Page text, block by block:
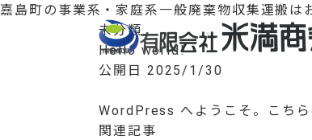
嘉島町の事業系・家庭系一般廃棄物収集運搬
未分類
Hello world!
公開日 2025/1/30
WordPress へようこそ。こちら
関連記事